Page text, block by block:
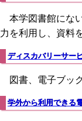
本学図書館にな
力を利用し、資料
ディスカバリーサー
図書、電子ブッ
学外から利用できる